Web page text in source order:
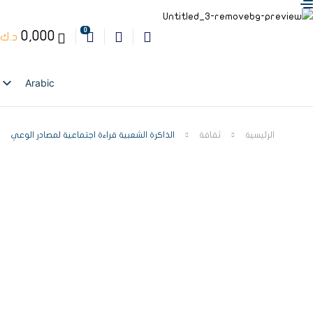
0
0,000 د.ك
Arabic
English
الرئيسية ثقافة الذاكرة الشعبية قراءة اجتماعية لمصادر الوعي